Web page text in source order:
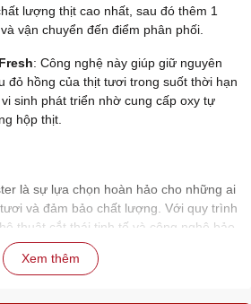
lượng thịt cao nhất, sau đó thêm 1
vận chuyển đến điểm phân phối.
: Công nghệ này giúp giữ nguyên
đỏ hồng của thịt tươi trong suốt thời hạn
sinh phát triển nhờ cung cấp oxy tự
hộp thịt.
là sự lựa chọn hoàn hảo cho những ai
và đảm bảo chất lượng. Với quy trình
thuật cắt thái tinh tế và công nghệ bảo
này chắc chắn sẽ mang đến trải nghiệm
Xem thêm